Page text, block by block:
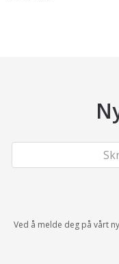
Ved å melde deg på vårt